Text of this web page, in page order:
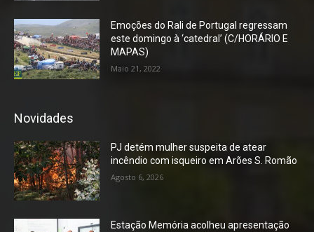
Emoções do Rali de Portugal regressam
este domingo à ‘catedral’ (C/HORÁRIO E
MAPAS)
Maio 21, 2022
Novidades
PJ detém mulher suspeita de atear
incêndio com isqueiro em Arões S. Romão
Agosto 6, 2026
Estação Memória acolheu apresentação